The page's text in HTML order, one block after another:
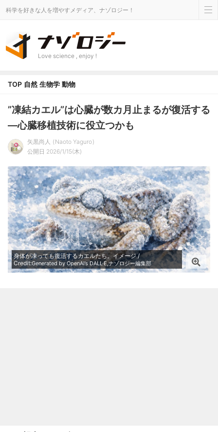
科学を好きな人を増やすメディア、ナゾロジー！
Love science , enjoy !
TOP 自然 生物学 動物
”凍結カエル”は心臓が数カ月止まるが復活する
―心臓移植技術に役立つかも
矢黒尚人
Naoto Yaguro
公開日 2026/1/15(木)
身体が凍っても復活するカエルたち。イメージ /
Credit:Generated by OpenAI’s DALL·E,ナゾロジー編集部